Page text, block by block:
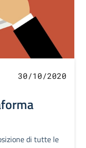
30/10/2020
di tutte le